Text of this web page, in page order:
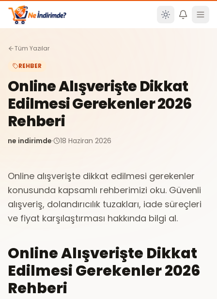
Ana içeriğe atla
Tüm Yazılar
REHBER
Online Alışverişte Dikkat
Edilmesi Gerekenler 2026
Rehberi
ne indirimde· 18 Haziran 2026
Online alışverişte dikkat edilmesi gerekenler
konusunda kapsamlı rehberimizi oku. Güvenli
alışveriş, dolandırıcılık tuzakları, iade süreçleri
ve fiyat karşılaştırması hakkında bilgi al.
Online Alışverişte Dikkat
Edilmesi Gerekenler 2026
Rehberi